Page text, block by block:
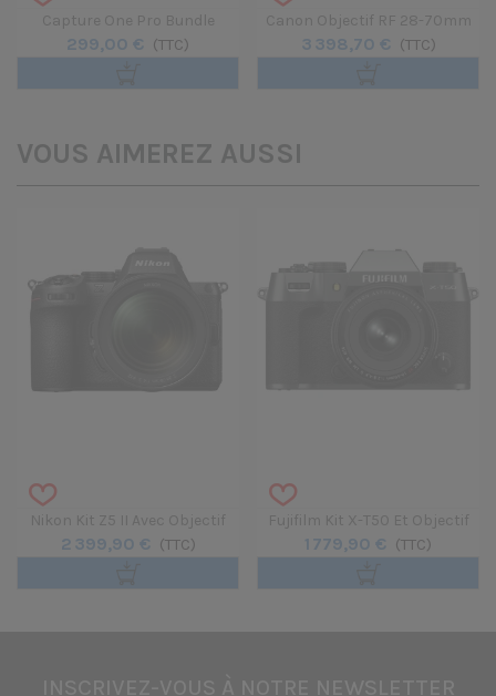
Caméra - Perpétuel
299,00 € (TTC)
F/2 L USM
3 398,70 € (TTC)
VOUS AIMEREZ AUSSI
Nikkor Z 24-70mm F/4 S
2 399,90 € (TTC)
XF 16-50mm F/2.8-4.8R LM WR
1 779,90 € (TTC)